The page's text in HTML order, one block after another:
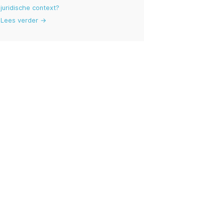
juridische context?
Lees verder →